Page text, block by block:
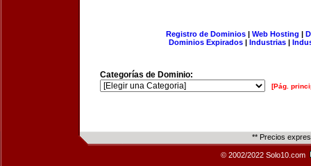
Registro de Dominios| Web Hosting |
Dominios Expirados | Industrias |
Categorías de Dominio:
[Pág.
** Precios
© 2002/2022 Solo10.com